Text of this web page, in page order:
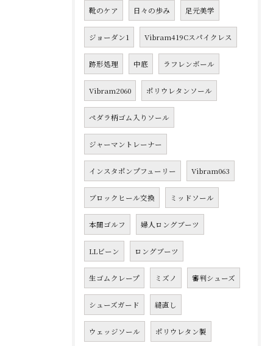
靴のケア 日々の歩み 足元美学
ジョーダン1 Vibram419Cスパイクレス
跡形処理 中底 ラフレンボール
Vibram2060 ポリウレタンソール
ペダラ柄ゴム入りソール
ジャーマントレーナー
インスタポンプフューリー Vibram063
ブロックヒール交換 ミッドソール
本間ゴルフ 婦人ロングブーツ
LLビーン ロングブーツ
生ゴムクレープ ミズノ 審判シューズ
シューズガード 縫直し
ウェッジソール ポリウレタン製